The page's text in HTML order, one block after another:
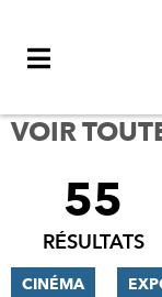
VOIR
FILTRER
RÉSULTATS
55
RÉSULTATS
CINÉMA